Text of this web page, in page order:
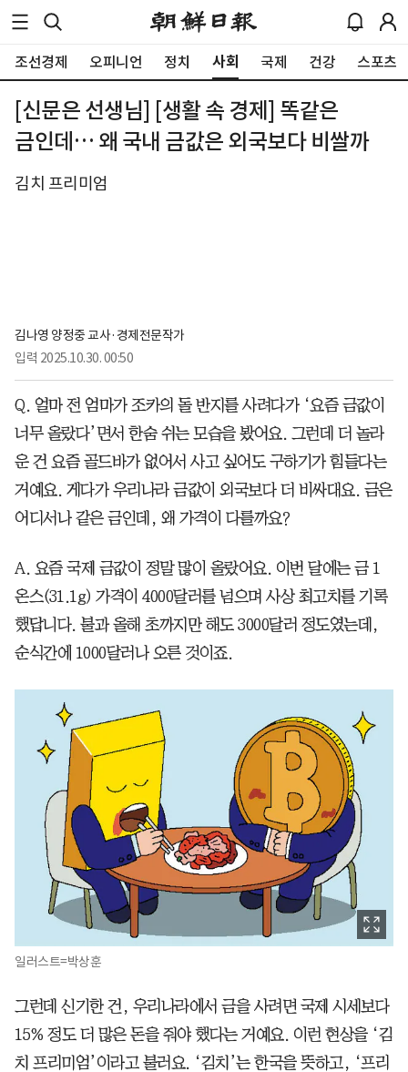
조선경제 오피니언 정치 사회 국제 건강 스포츠
[신문은 선생님] [생활 속 경제] 똑같은
금인데… 왜 국내 금값은 외국보다 비쌀까
김치 프리미엄
김나영 양정중 교사·경제전문작가
입력 2025.10.30. 00:50
Q. 얼마 전 엄마가 조카의 돌 반지를 사려다가 ‘요즘 금값이
너무 올랐다’면서 한숨 쉬는 모습을 봤어요. 그런데 더 놀라
운 건 요즘 골드바가 없어서 사고 싶어도 구하기가 힘들다는
거예요. 게다가 우리나라 금값이 외국보다 더 비싸대요. 금은
어디서나 같은 금인데, 왜 가격이 다를까요?
A. 요즘 국제 금값이 정말 많이 올랐어요. 이번 달에는 금 1
온스(31.1g) 가격이 4000달러를 넘으며 사상 최고치를 기록
했답니다. 불과 올해 초까지만 해도 3000달러 정도였는데,
순식간에 1000달러나 오른 것이죠.
일러스트=박상훈
그런데 신기한 건, 우리나라에서 금을 사려면 국제 시세보다
15% 정도 더 많은 돈을 줘야 했다는 거예요. 이런 현상을 ‘김
치 프리미엄’이라고 불러요. ‘김치’는 한국을 뜻하고, ‘프리